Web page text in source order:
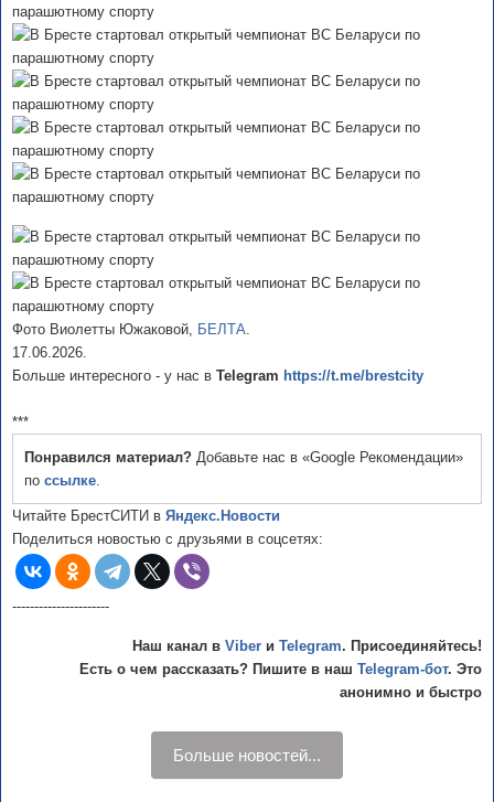
Фото Виолетты Южаковой, БЕЛТА.
17.06.2026.
Больше интересного - у нас в Telegram https://t.me/brestcity
***
Понравился материал? Добавьте нас в «Google Рекомендации»
по ссылке.
Читайте БрестСИТИ в Яндекс.Новости
Поделиться новостью с друзьями в соцсетях:
----------------------
Наш канал в Viber и Telegram. Присоединяйтесь!
Есть о чем рассказать? Пишите в наш Telegram-бот. Это
анонимно и быстро
Больше новостей...